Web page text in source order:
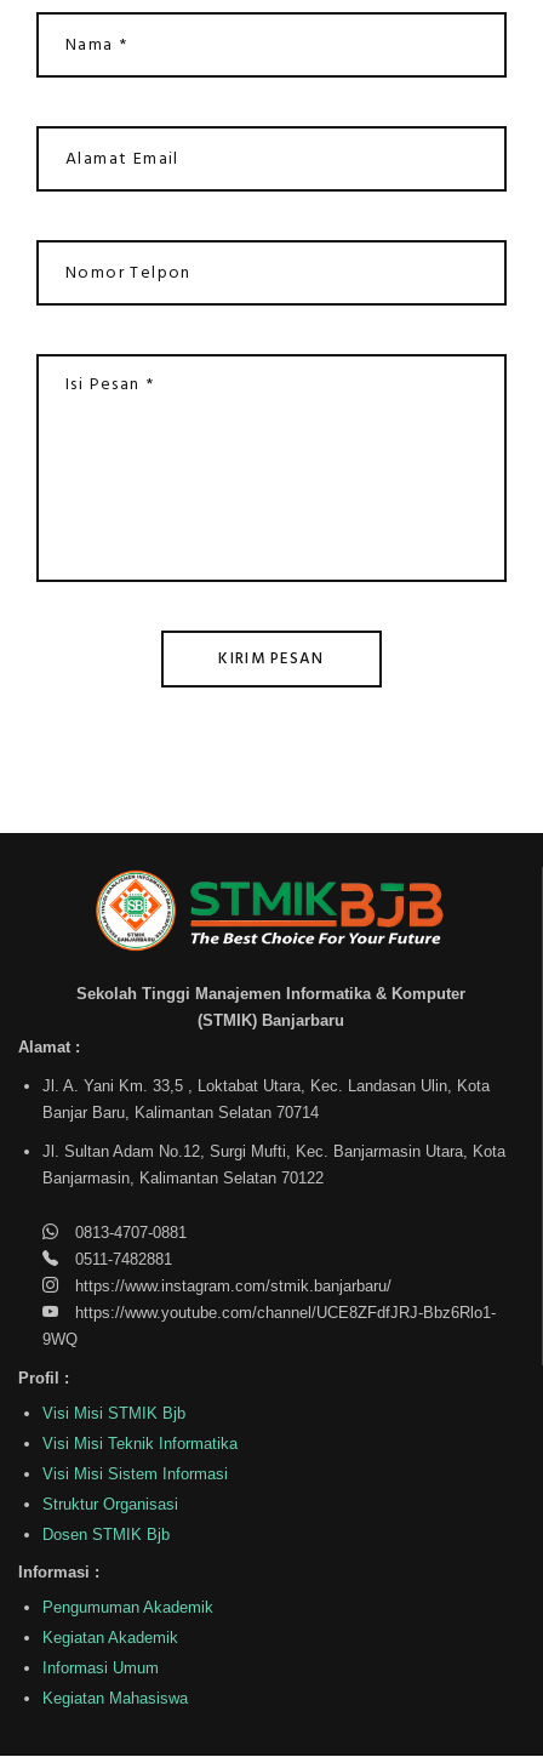
KIRIM PESAN
Sekolah Tinggi Manajemen Informatika & Komputer
(STMIK) Banjarbaru
Alamat :
Jl. A. Yani Km. 33,5 , Loktabat Utara, Kec. Landasan Ulin, Kota
Banjar Baru, Kalimantan Selatan 70714
Jl. Sultan Adam No.12, Surgi Mufti, Kec. Banjarmasin Utara, Kota
Banjarmasin, Kalimantan Selatan 70122
0813-4707-0881
0511-7482881
https://www.instagram.com/stmik.banjarbaru/
https://www.youtube.com/channel/UCE8ZFdfJRJ-Bbz6Rlo1-
9WQ
Profil :
Visi Misi STMIK Bjb
Visi Misi Teknik Informatika
Visi Misi Sistem Informasi
Struktur Organisasi
Dosen STMIK Bjb
Informasi :
Pengumuman Akademik
Kegiatan Akademik
Informasi Umum
Kegiatan Mahasiswa